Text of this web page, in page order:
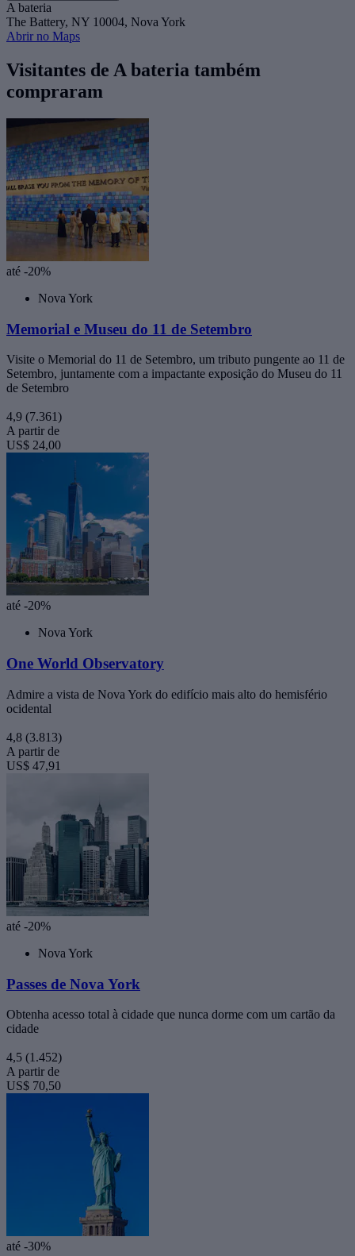
A bateria
The Battery, NY 10004, Nova York
Abrir no Maps
Visitantes de A bateria também
compraram
até -20%
Nova York
Memorial e Museu do 11 de Setembro
Visite o Memorial do 11 de Setembro, um tributo pungente ao 11 de
Setembro, juntamente com a impactante exposição do Museu do 11
de Setembro
4,9 (7.361)
A partir de
US$ 24,00
até -20%
Nova York
One World Observatory
Admire a vista de Nova York do edifício mais alto do hemisfério
ocidental
4,8 (3.813)
A partir de
US$ 47,91
até -20%
Nova York
Passes de Nova York
Obtenha acesso total à cidade que nunca dorme com um cartão da
cidade
4,5 (1.452)
A partir de
US$ 70,50
até -30%